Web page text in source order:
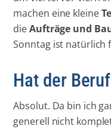
machen eine kleine
dieAufträge und
Sonntag ist natürlich
Hat der
Absolut. Da bin ich
generell nicht